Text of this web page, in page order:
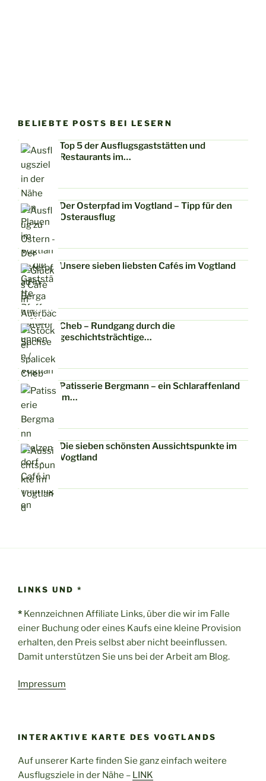
BELIEBTE POSTS BEI LESERN
Top 5 der Ausflugsgaststätten und
Restaurants im…
Der Osterpfad im Vogtland – Tipp für den
Osterausflug
Unsere sieben liebsten Cafés im Vogtland
Cheb – Rundgang durch die
geschichtsträchtige…
Patisserie Bergmann – ein Schlaraffenland
im…
Die sieben schönsten Aussichtspunkte im
Vogtland
LINKS UND *
* Kennzeichnen Affiliate Links, über die wir im Falle
einer Buchung oder eines Kaufs eine kleine Provision
erhalten, den Preis selbst aber nicht beeinflussen.
Damit unterstützen Sie uns bei der Arbeit am Blog.
Impressum
INTERAKTIVE KARTE DES VOGTLANDS
Auf unserer Karte finden Sie ganz einfach weitere
Ausflugsziele in der Nähe – LINK